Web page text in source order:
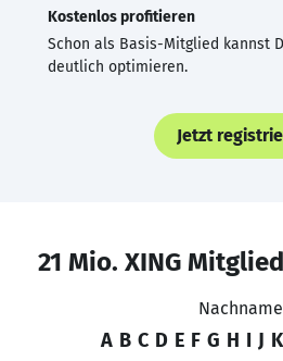
Kostenlos profitieren
Schon als Basis-Mitglied kannst
deutlich optimieren.
Jetzt
21 Mio. XING
A B C D E F G H I J K